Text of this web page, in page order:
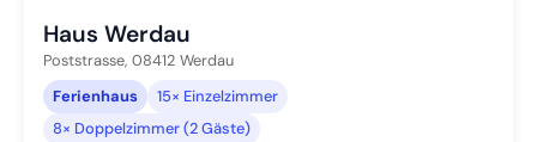
Haus Werdau
Poststrasse, 08412 Werdau
Ferienhaus
15× Einzelzimmer
8× Doppelzimmer (2 Gäste)